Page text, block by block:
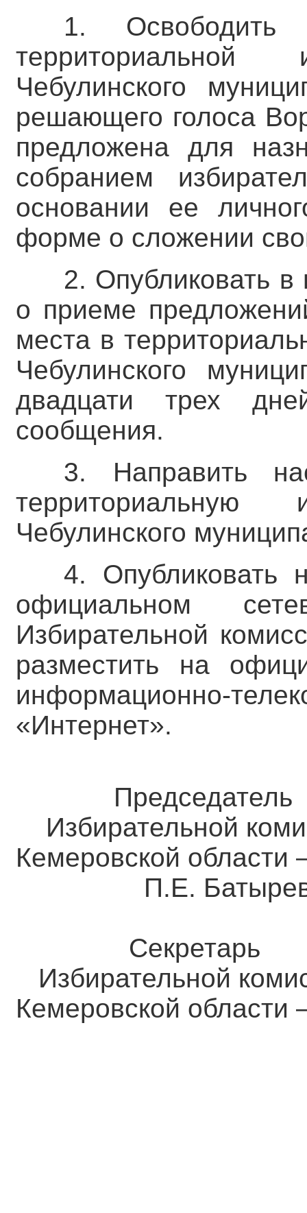
1. Освободить
территориальной
Чебулинского
решающего голоса
предложена для
собранием
основании ее
форме о сложении
2. Опубликовать в
о приеме
места в
Чебулинского
двадцати трех
сообщения.
3. Направить
территориальную
Чебулинского
4. Опубликовать
официальном
Избирательной
разместить на
информационно-
«Интернет».
Председатель
Избирательной
Кемеровской
П.Е.
Секретарь
Избирательной
Кемеровской области